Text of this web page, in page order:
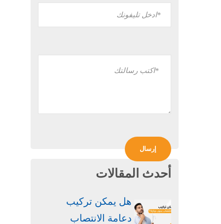
أحدث المقالات
هل يمكن تركيب
دعامة الانتصاب